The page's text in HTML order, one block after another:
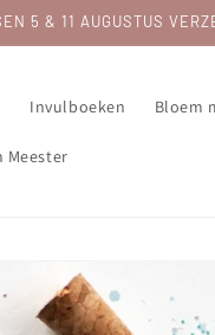
5 & 11 AUGUSTUS
Invulboeken Bloem
Meester